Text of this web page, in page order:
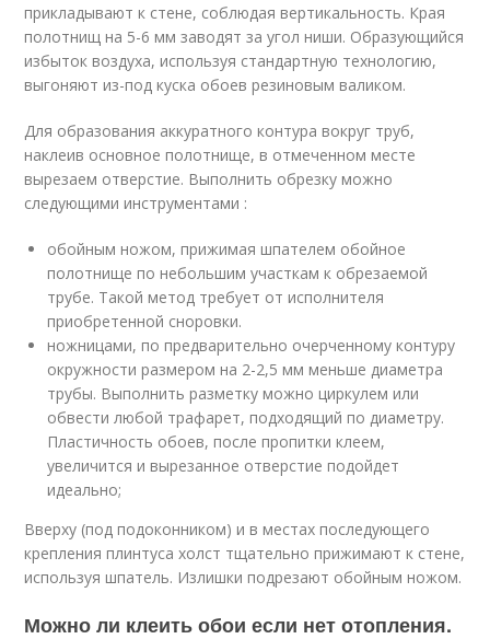
прикладывают к стене, соблюдая вертикальность. Края
полотнищ на 5-6 мм заводят за угол ниши. Образующийся
избыток воздуха, используя стандартную технологию,
выгоняют из-под куска обоев резиновым валиком.
Для образования аккуратного контура вокруг труб,
наклеив основное полотнище, в отмеченном месте
вырезаем отверстие. Выполнить обрезку можно
следующими инструментами :
обойным ножом, прижимая шпателем обойное
полотнище по небольшим участкам к обрезаемой
трубе. Такой метод требует от исполнителя
приобретенной сноровки.
ножницами, по предварительно очерченному контуру
окружности размером на 2-2,5 мм меньше диаметра
трубы. Выполнить разметку можно циркулем или
обвести любой трафарет, подходящий по диаметру.
Пластичность обоев, после пропитки клеем,
увеличится и вырезанное отверстие подойдет
идеально;
Вверху (под подоконником) и в местах последующего
крепления плинтуса холст тщательно прижимают к стене,
используя шпатель. Излишки подрезают обойным ножом.
Можно ли клеить обои если нет отопления.